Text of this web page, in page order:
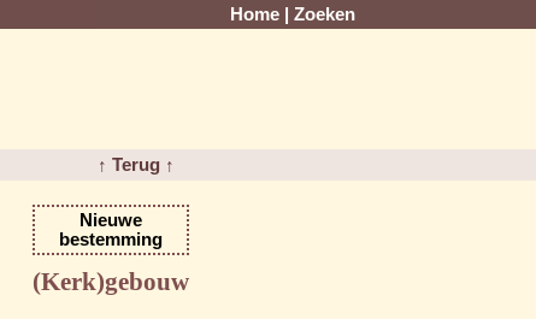
Home Zoeken
↑ Terug ↑
Nieuwe
bestemming
(Kerk)gebouw